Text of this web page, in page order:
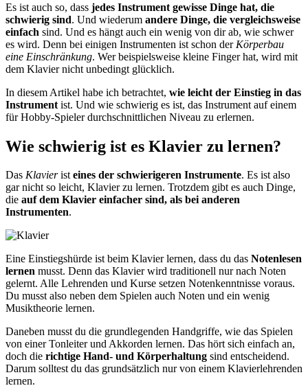
Es ist auch so, dass jedes Instrument gewisse Dinge hat, die
schwierig sind. Und wiederum andere Dinge, die vergleichsweise
einfach sind. Und es hängt auch ein wenig von dir ab, wie schwer
es wird. Denn bei einigen Instrumenten ist schon der Körperbau
eine Einschränkung. Wer beispielsweise kleine Finger hat, wird mit
dem Klavier nicht unbedingt glücklich.
In diesem Artikel habe ich betrachtet, wie leicht der Einstieg in das
Instrument ist. Und wie schwierig es ist, das Instrument auf einem
für Hobby-Spieler durchschnittlichen Niveau zu erlernen.
Wie schwierig ist es Klavier zu lernen?
Das Klavieristeines der schwierigeren Instrumente. Es ist also
gar nicht so leicht, Klavier zu lernen. Trotzdem gibt es auch Dinge,
die auf dem Klavier einfacher sind, als bei anderen
Instrumenten.
Eine Einstiegshürde ist beim Klavier lernen, dass du das Notenlesen
lernen musst. Denn das Klavier wird traditionell nur nach Noten
gelernt. Alle Lehrenden und Kurse setzen Notenkenntnisse voraus.
Du musst also neben dem Spielen auch Noten und ein wenig
Musiktheorie lernen.
Daneben musst du die grundlegenden Handgriffe, wie das Spielen
von einer Tonleiter und Akkorden lernen. Das hört sich einfach an,
doch die richtige Hand- und Körperhaltung sind entscheidend.
Darum solltest du das grundsätzlich nur von einem Klavierlehrenden
lernen.